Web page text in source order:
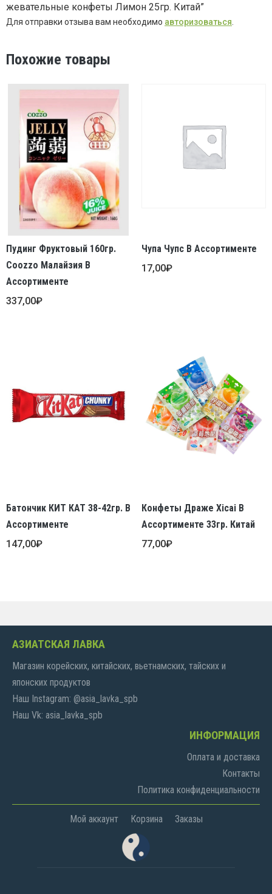
Китай
жевательные конфеты Лимон 25гр. Китай”
Для отправки отзыва вам необходимо авторизоваться
Похожие товары
Пудинг Фруктовый 160гр.
Coozzo Малайзия В
Ассортименте
337,00₽
Чупа Чупс В Ассортименте
17,00₽
Батончик КИТ КАТ 38-42гр. В
Ассортименте
147,00₽
Конфеты Драже Xicai В
Ассортименте 33гр. Китай
77,00₽
АЗИАТСКАЯ ЛАВКА
Магазин корейских, китайских, вьетнамских, тайских и
японских продуктов
Наш Instagram: @asia_lavka_spb
Наш Vk: asia_lavka_spb
ИНФОРМАЦИЯ
Оплата и доставка
Контакты
Политика конфиденциальности
Мой аккаунт Корзина Заказы